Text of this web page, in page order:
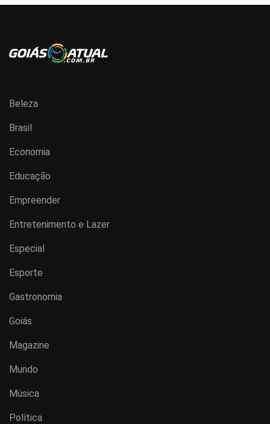
Beleza
Brasil
Economia
Educação
Empreender
Entretenimento e Lazer
Especial
Esporte
Gastronomia
Goiás
Magazine
Mundo
Música
Política